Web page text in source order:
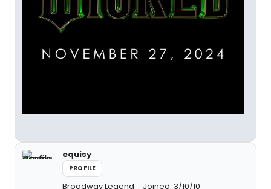
equisy
PROFILE
Broadway Legend Joined: 3/10/10